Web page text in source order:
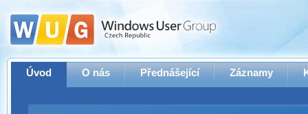
Úvod O nás Přednášející Záznamy